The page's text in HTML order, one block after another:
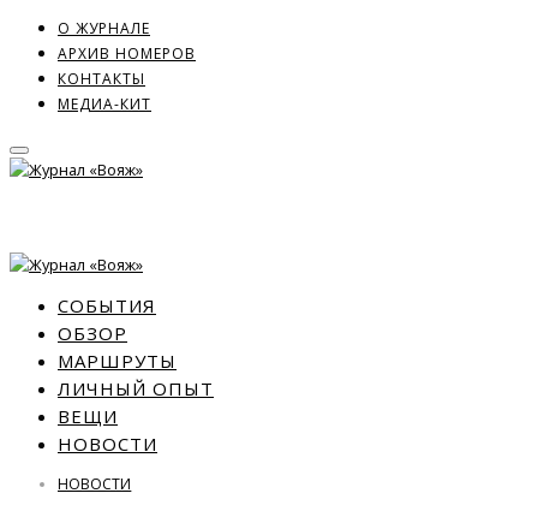
О ЖУРНАЛЕ
АРХИВ НОМЕРОВ
КОНТАКТЫ
МЕДИА-КИТ
СОБЫТИЯ
ОБЗОР
МАРШРУТЫ
ЛИЧНЫЙ ОПЫТ
ВЕЩИ
НОВОСТИ
НОВОСТИ